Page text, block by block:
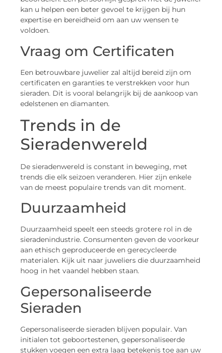
kan u helpen een beter gevoel te krijgen bij hun
expertise en bereidheid om aan uw wensen te
voldoen.
Vraag om Certificaten
Een betrouwbare juwelier zal altijd bereid zijn om
certificaten en garanties te verstrekken voor hun
sieraden. Dit is vooral belangrijk bij de aankoop van
edelstenen en diamanten.
Trends in de
Sieradenwereld
De sieradenwereld is constant in beweging, met
trends die elk seizoen veranderen. Hier zijn enkele
van de meest populaire trends van dit moment.
Duurzaamheid
Duurzaamheid speelt een steeds grotere rol in de
sieradenindustrie. Consumenten geven de voorkeur
aan ethisch geproduceerde en gerecycleerde
materialen. Kijk uit naar juweliers die duurzaamheid
hoog in het vaandel hebben staan.
Gepersonaliseerde
Sieraden
Gepersonaliseerde sieraden blijven populair. Van
initialen tot geboortestenen, gepersonaliseerde
stukken voegen een extra laag betekenis toe aan uw